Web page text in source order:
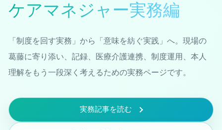
病院や介護サービスとの連絡｜自宅で暮らすための相談
Kite art factory LLC プライバシーポリシー
ケアマネジャー実務編
「制度を回す実務」から「意味を紡ぐ実践」へ。現場の
葛藤に寄り添い、記録、医療介護連携、制度運用、本人
理解をもう一段深く考えるための実務ページです。
実務記事を読む